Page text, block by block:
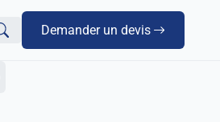
Demander un devis